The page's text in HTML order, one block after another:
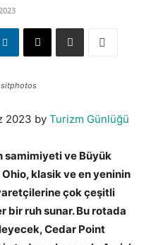
2023 by Turizm Günlüğü
samimiyeti ve Büyük
Ohio, klasik ve en yeninin
çok çeşitli
bir ruh sunar. Bu rotada
Cedar Point